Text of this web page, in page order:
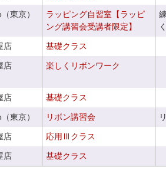
東京）
ラッピング自習室【ラッピ
ング講習会受講者限定】
店 基礎クラス
店 楽しくリボンワーク
店 基礎クラス
東京） リボン講習会
店 応用Ⅲクラス
店 基礎クラス